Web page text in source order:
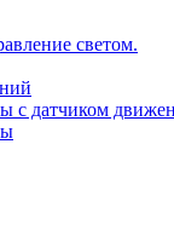
светом.
с датчиком